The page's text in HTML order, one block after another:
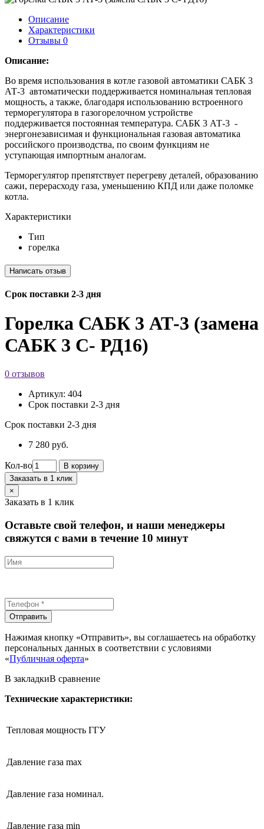
Описание
Характеристики
Отзывы 0
Описание:
Во время использования в котле газовой автоматики САБК 3
АТ-3 автоматически поддерживается номинальная тепловая
мощность, а также, благодаря использованию встроенного
терморегулятора в газогорелочном устройстве
поддерживается постоянная температура. САБК 3 АТ-3 -
энергонезависимая и функциональная газовая автоматика
российского производства, по своим функциям не
уступающая импортным аналогам.
Терморегулятор препятствует перегреву деталей, образованию
сажи, перерасходу газа, уменьшению КПД или даже поломке
котла.
Характеристики
Тип
горелка
Срок поставки 2-3 дня
Горелка САБК 3 АТ-3 (замена
САБК 3 С- РД16)
0 отзывов
Артикул: 404
Срок поставки 2-3 дня
Срок поставки 2-3 дня
7 280 руб.
Кол-во
В корзину
Заказать в 1 клик
×
Заказать в 1 клик
Оставьте свой телефон, и наши менеджеры
свяжутся с вами в течение 10 минут
Отправить
Нажимая кнопку «Отправить», вы соглашаетесь на обработку
персональных данных в соответствии с условиями
«Публичная оферта»
В закладкиВ сравнение
Технические характеристики:
Тепловая мощность ГГУ
Давление газа max
Давление газа номинал.
Давление газа min